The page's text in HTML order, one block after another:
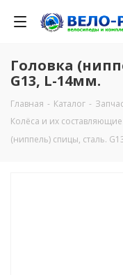
Головка
G13, L-14мм.
Главная - Каталог -
Колёса и их составляющие
(ниппель) спицы, сталь.